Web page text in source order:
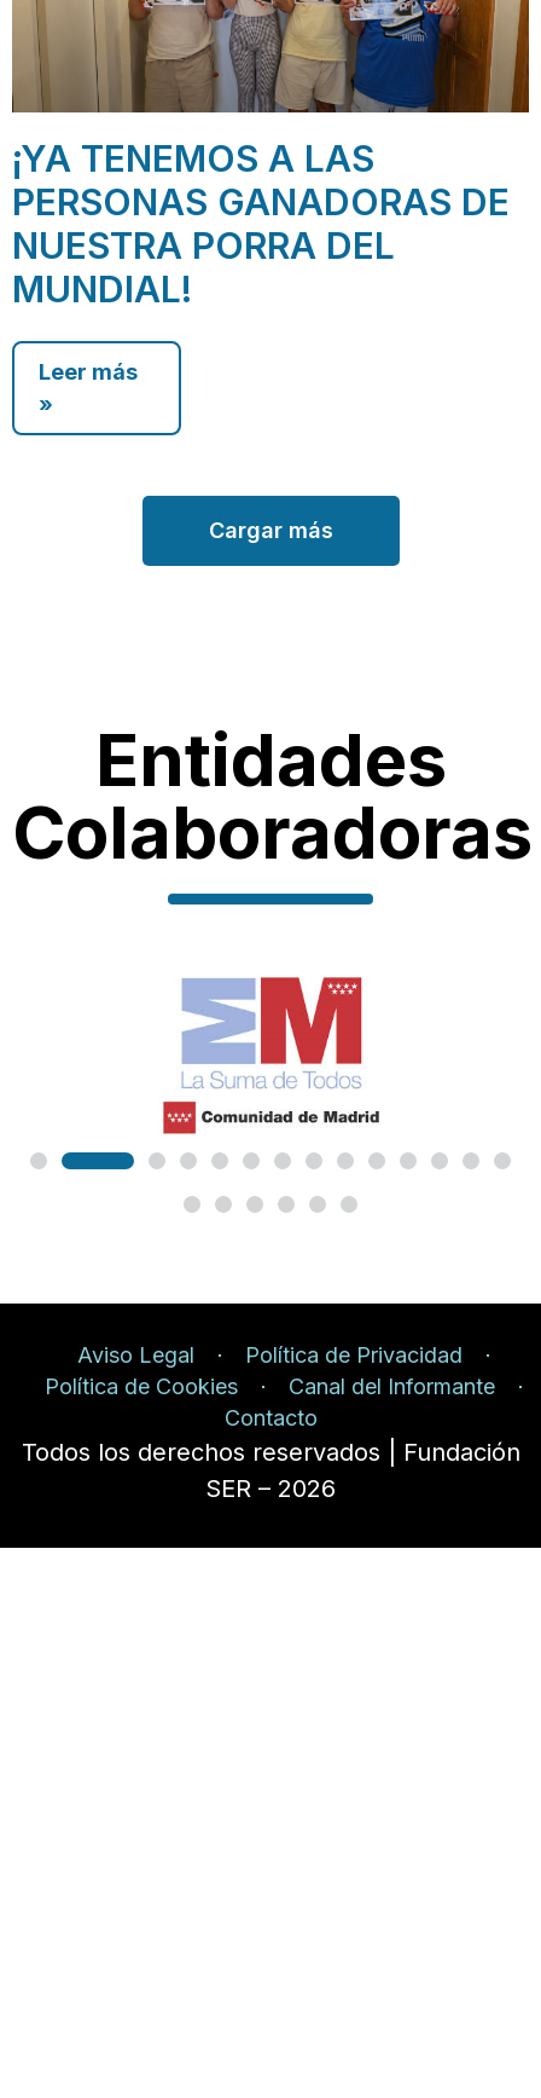
¡YA TENEMOS A LAS
PERSONAS GANADORAS DE
NUESTRA PORRA DEL
MUNDIAL!
Leer más
»
Cargar más
Entidades
Colaboradoras
Aviso Legal
Política de Privacidad
Política de Cookies
Canal del Informante
Contacto
Todos los derechos reservados | Fundación
SER – 2026